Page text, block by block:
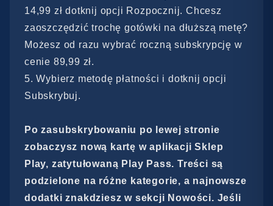
14,99 zł dotknij opcji Rozpocznij. Chcesz
zaoszczędzić trochę gotówki na dłuższą metę?
Możesz od razu wybrać roczną subskrypcję w
cenie 89,99 zł.
Wybierz metodę płatności i dotknij opcji
Subskrybuj.
Po zasubskrybowaniu po lewej stronie
zobaczysz nową kartę w aplikacji Sklep
Play, zatytułowaną Play Pass. Treści są
podzielone na różne kategorie, a najnowsze
dodatki znakdziesz w sekcji Nowości. Jeśli